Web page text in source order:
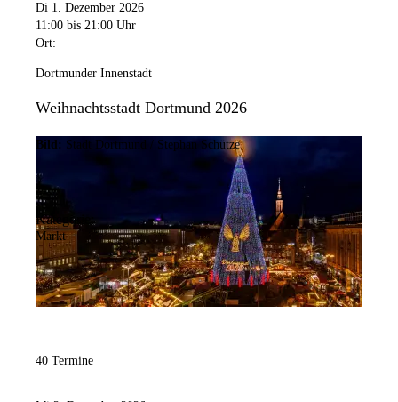
Di 1. Dezember 2026
11:00 bis 21:00 Uhr
Ort:
Dortmunder Innenstadt
Weihnachtsstadt Dortmund 2026
Bild: Stadt Dortmund / Stephan Schütze
Kategorie:
Markt
40 Termine